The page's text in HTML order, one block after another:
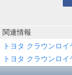
関連情報
トヨタ クラウンロ
トヨタ クラウンロ